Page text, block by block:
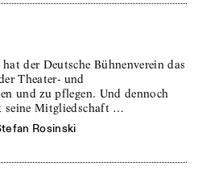
der Deutsche Bühnenverein das
Theater- und
und zu pflegen. Und dennoch
seine Mitgliedschaft …
Rosinski